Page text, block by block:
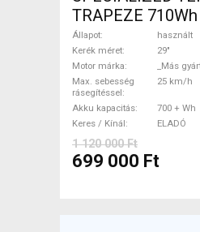
TRAPEZE
Trekking/cross
gyártó 700 + Wh
ELADÓ
Állapot
használt
Kerék méret
29"
Motor márka
_Más
Max. sebesség
rásegítéssel
25 km/h
Akku kapacitás
700 + Wh
Keres / Kínál
ELADÓ
1 120 000 Ft
699 000 Ft